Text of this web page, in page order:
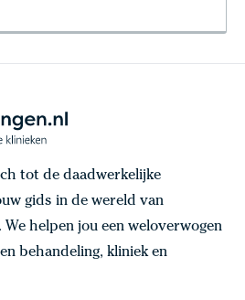
tot de daadwerkelijke
gids in de wereld van
helpen jou een weloverwogen
behandeling, kliniek en